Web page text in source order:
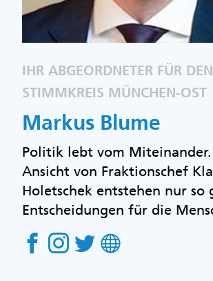
IHR ABGEORDNETER FÜR DEN
STIMMKREIS MÜNCHEN-OST
Markus Blume
Politik lebt vom Miteinander.
Ansicht von Fraktionschef
Holetschek entstehen nur so
Entscheidungen für die